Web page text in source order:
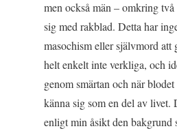
men också män – omkring
sig med rakblad. Detta har
masochism eller självmord att
helt enkelt inte verkliga, och
genom smärtan och när
känna sig som en del av livet.
enligt min åsikt den bakgrund